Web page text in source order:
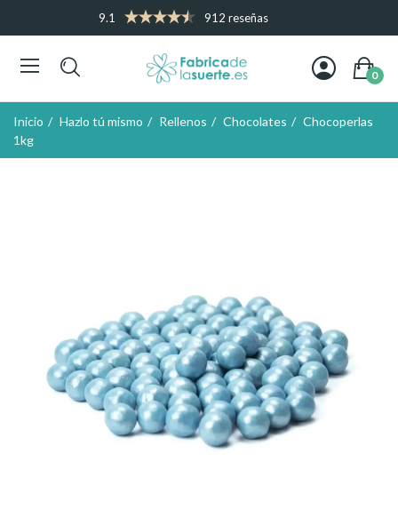
9.1 912 reseñas
0
Inicio Hazlo tú mismo Rellenos Chocolates
Chocoperlas
1kg